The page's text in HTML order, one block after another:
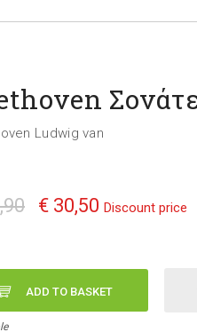
Ludwig van
€ 30,50 Discount price
ADD TO BASKET